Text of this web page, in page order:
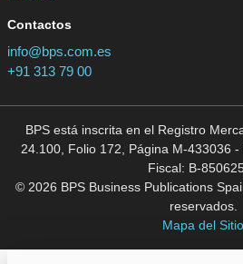
Contactos
info@bps.com.es
+91 313 79 00
BPS está inscrita en el Registro
24.100, Folio 172, Página M-433036
Fiscal: B-
© 2026 BPS Business Publications
reservados.
Mapa del Sitio